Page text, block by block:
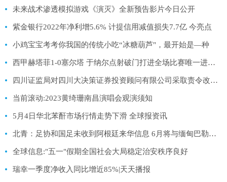
未来战术渗透模拟游戏《演灭》全新预告影片今日公开
紫金银行2022年净利增5.6% 计提信用减值损失7.7亿 今亮点
小鸡宝宝考考你我国的传统小吃“冰糖葫芦"，最开始是—种
西甲赫塔菲1-0塞尔塔 于纳尔点射破门打进全场比赛唯一进球 实时
四川证监局对四川大决策证券投资顾问有限公司采取责令改正行政监管措施
当前滚动:2023黄绮珊南昌演唱会观演须知
5月4日华北苯酐市场行情走势下滑 全球报资讯
北青：足协和国足未收到阿根廷来华信息 6月将与缅甸巴勒斯坦热身
全球信息:"五一"假期全国社会大局稳定治安秩序良好
瑞幸一季度净收入同比增近85%|天天播报